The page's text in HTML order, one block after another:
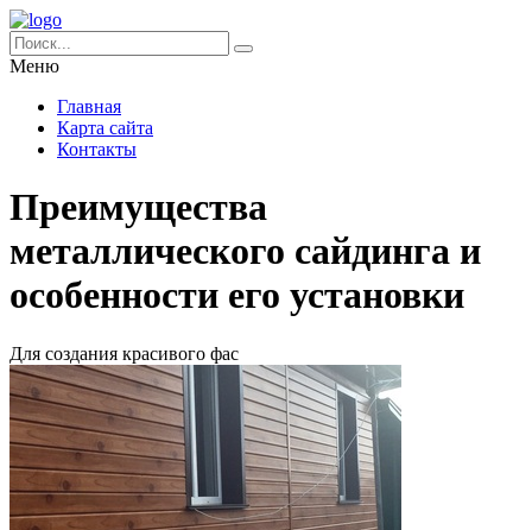
Меню
Главная
Карта сайта
Контакты
Преимущества
металлического сайдинга и
особенности его установки
Для создания красивого фас